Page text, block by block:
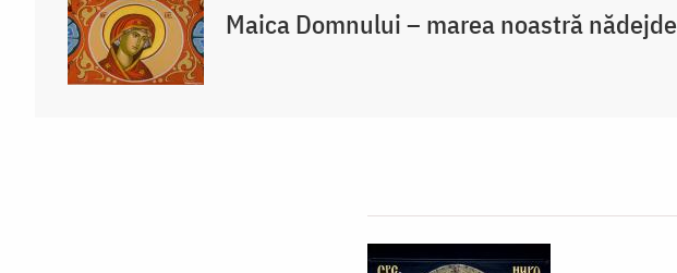
Maica Domnului – marea noastră nădejde